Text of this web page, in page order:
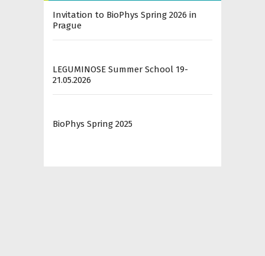
Invitation to BioPhys Spring 2026 in
Prague
LEGUMINOSE Summer School 19-
21.05.2026
BioPhys Spring 2025